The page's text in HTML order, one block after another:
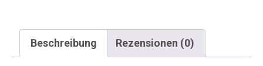
Beschreibung Rezensionen (0)